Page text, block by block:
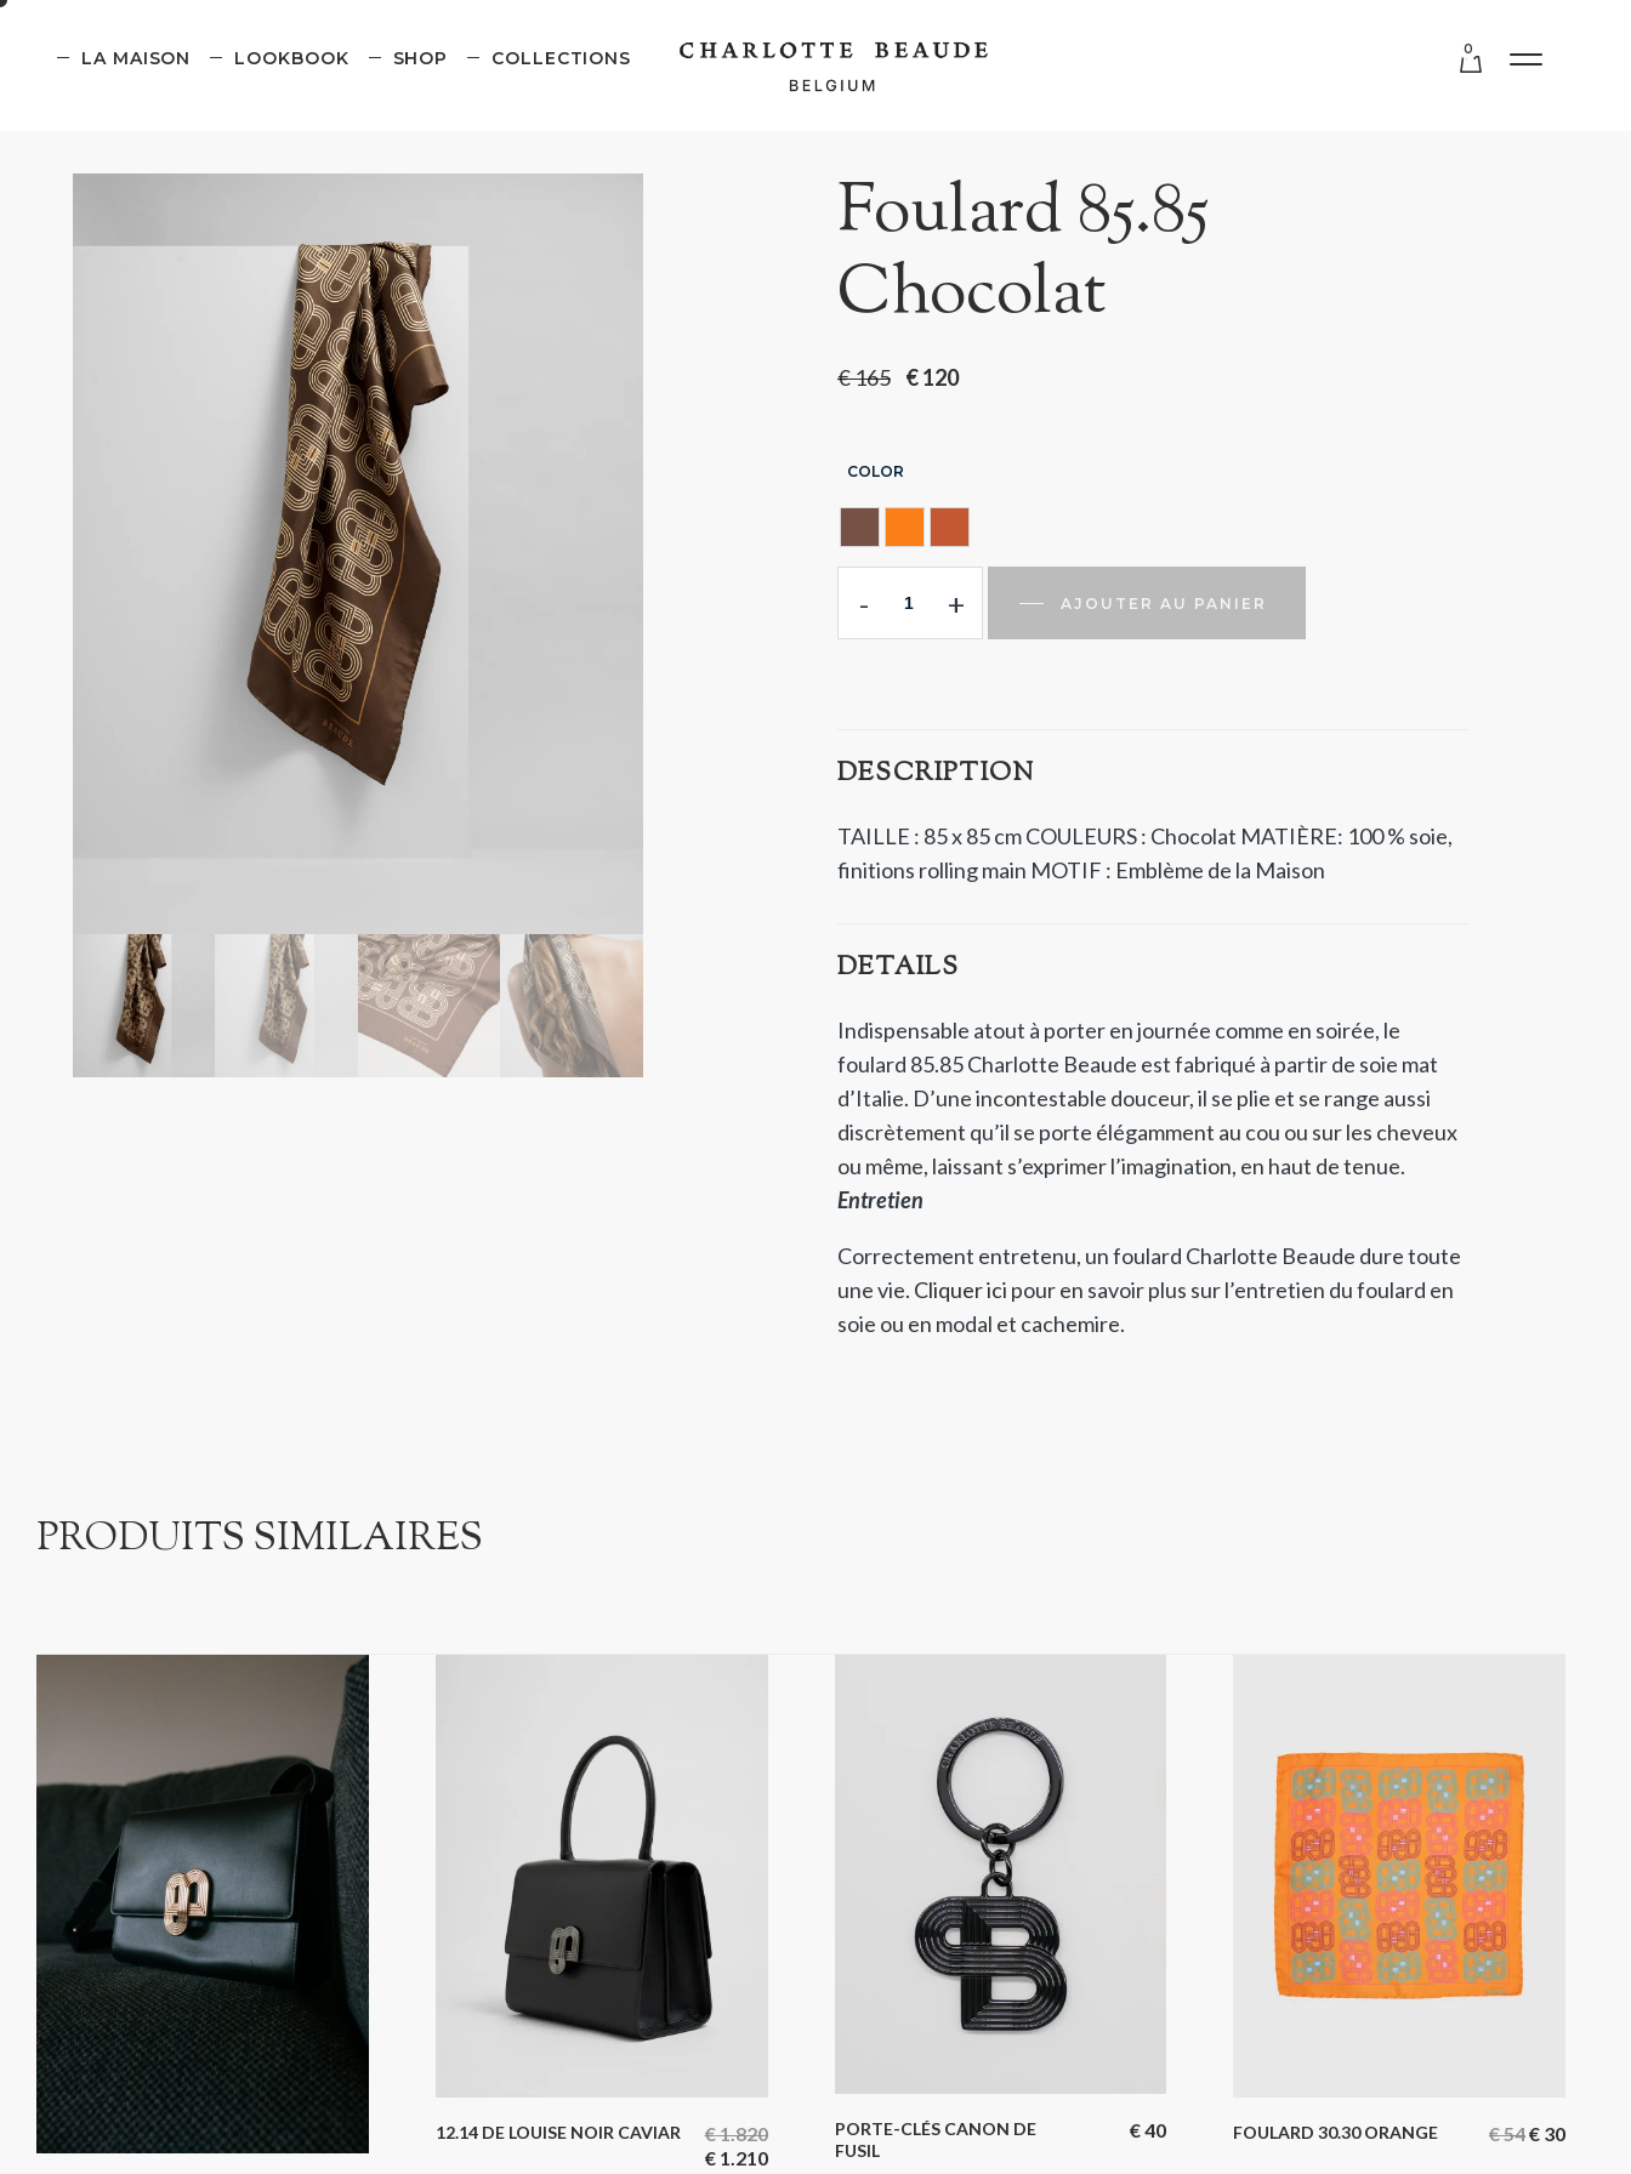
LA MAISON LOOKBOOK SHOP COLLECTIONS 0
Foulard 85.85
Chocolat
€165 €120
COLOR
Chocolate
ORANGETerracotta
- + AJOUTER AU PANIER
DESCRIPTION
TAILLE : 85 x 85 cmCOULEURS : Chocolat MATIÈRE: 100 % soie,
finitions rolling main MOTIF : Emblème de la Maison
DETAILS
Indispensable atout à porter en journée comme en soirée, le
foulard 85.85 Charlotte Beaude est fabriqué à partir de soie mat
d’Italie. D’une incontestable douceur, il se plie et se range aussi
discrètement qu’il se porte élégamment au cou ou sur les cheveux
ou même, laissant s’exprimer l’imagination, en haut de tenue.
Entretien
Correctement entretenu, un foulard Charlotte Beaude dure toute
une vie. Cliquer ici pour en savoir plus sur l’entretien du foulard en
soie ou en modal et cachemire.
PRODUITS SIMILAIRES
12.14 DE LOUISE NOIR CAVIAR €1.820
€1.210
PORTE-CLÉS CANON DE
FUSIL
€40 FOULARD 30.30 ORANGE €54€ 30